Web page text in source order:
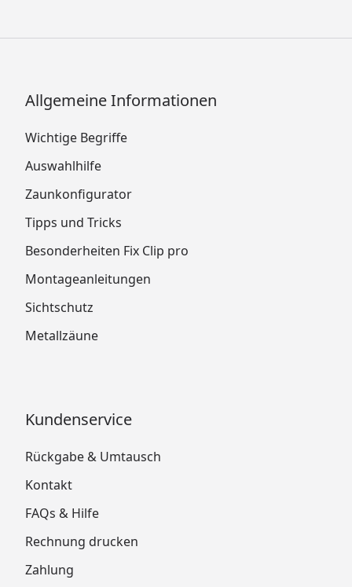
Allgemeine Informationen
Wichtige Begriffe
Auswahlhilfe
Zaunkonfigurator
Tipps und Tricks
Besonderheiten Fix Clip pro
Montageanleitungen
Sichtschutz
Metallzäune
Kundenservice
Rückgabe & Umtausch
Kontakt
FAQs & Hilfe
Rechnung drucken
Zahlung